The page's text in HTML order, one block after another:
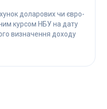
доларових чи євро-
курсом НБУ на дату
визначення доходу